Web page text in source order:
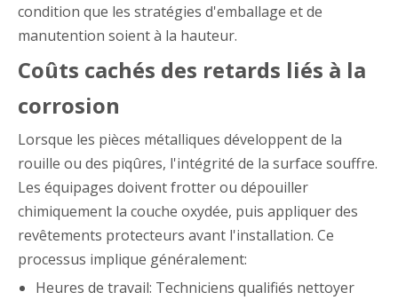
condition que les stratégies d'emballage et de
manutention soient à la hauteur.
Coûts cachés des retards liés à la
corrosion
Lorsque les pièces métalliques développent de la
rouille ou des piqûres, l'intégrité de la surface souffre.
Les équipages doivent frotter ou dépouiller
chimiquement la couche oxydée, puis appliquer des
revêtements protecteurs avant l'installation. Ce
processus implique généralement:
Heures de travail: Techniciens qualifiés nettoyer